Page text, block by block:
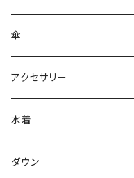
傘
アクセサリー
水着
～44/S
ダウン